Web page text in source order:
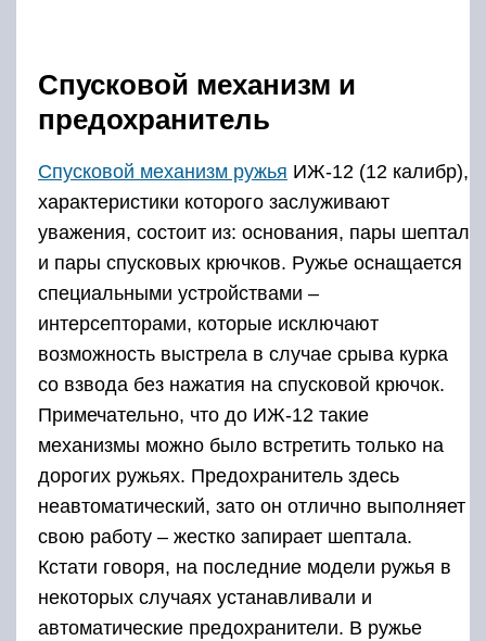
Спусковой механизм и
предохранитель
Спусковой механизм ружья ИЖ-12 (12 калибр),
характеристики которого заслуживают
уважения, состоит из: основания, пары шептал
и пары спусковых крючков. Ружье оснащается
специальными устройствами –
интерсепторами, которые исключают
возможность выстрела в случае срыва курка
со взвода без нажатия на спусковой крючок.
Примечательно, что до ИЖ-12 такие
механизмы можно было встретить только на
дорогих ружьях. Предохранитель здесь
неавтоматический, зато он отлично выполняет
свою работу – жестко запирает шептала.
Кстати говоря, на последние модели ружья в
некоторых случаях устанавливали и
автоматические предохранители. В ружье